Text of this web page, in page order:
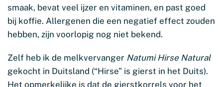
smaak, bevat veel ijzer en vitaminen, en past goed
bij koffie. Allergenen die een negatief effect zouden
hebben, zijn voorlopig nog niet bekend.
Zelf heb ik de melkvervanger Natumi Hirse Natural
gekocht in Duitsland (“Hirse” is gierst in het Duits).
Het opmerkelijke is dat de gierstkorrels voor het